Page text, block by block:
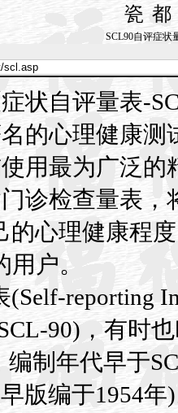
瓷
SCL90自评症状
自评量表-
的心理健康测
用最为广泛的
诊检查量表，
的心理健康程
户。
reporting
90)，有时
制年代早于
版编于1954年